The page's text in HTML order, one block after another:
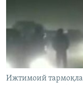
Ижтимоий